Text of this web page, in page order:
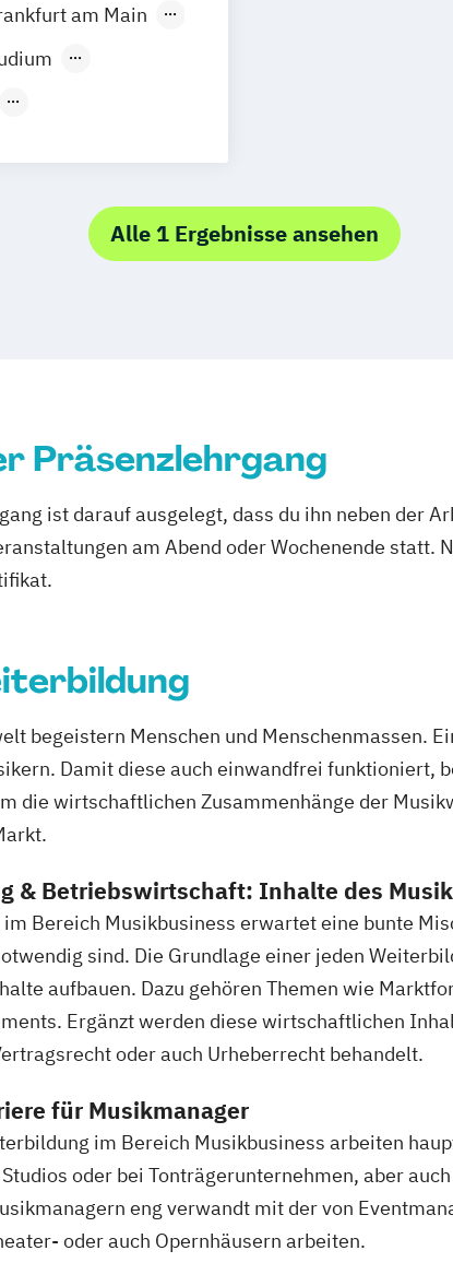
am Main
Alle 1 Ergebnisse ansehen
Präsenzlehrgang
ist darauf ausgelegt, dass du ihn neben der
am Abend oder Wochenende statt.
begeistern Menschen und Menschenmassen.
Damit diese auch einwandfrei funktioniert,
die wirtschaftlichen Zusammenhänge der
& Betriebswirtschaft: Inhalte des
Bereich Musikbusiness erwartet eine bunte
sind. Die Grundlage einer jeden
aufbauen. Dazu gehören Themen wie
Ergänzt werden diese wirtschaftlichen
oder auch Urheberrecht behandelt.
für Musikmanager
im Bereich Musikbusiness arbeiten
oder bei Tonträgerunternehmen, aber
eng verwandt mit der von
oder auch Opernhäusern arbeiten.